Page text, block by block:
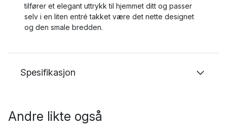
tilfører et elegant uttrykk til hjemmet ditt og passer
selv i en liten entré takket være det nette designet
og den smale bredden.
Spesifikasjon
Andre likte også